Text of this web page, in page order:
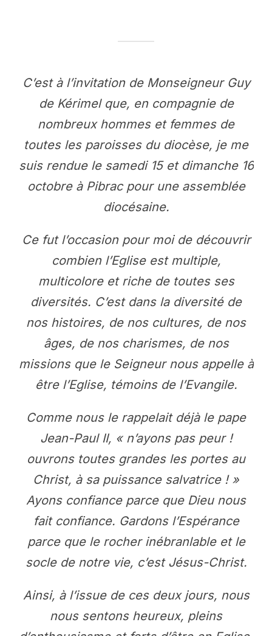
C’est à l’invitation de Monseigneur Guy
de Kérimel que, en compagnie de
nombreux hommes et femmes de
toutes les paroisses du diocèse, je me
suis rendue le samedi 15 et dimanche 16
octobre à Pibrac pour une assemblée
diocésaine.
Ce fut l’occasion pour moi de découvrir
combien l’Eglise est multiple,
multicolore et riche de toutes ses
diversités. C’est dans la diversité de
nos histoires, de nos cultures, de nos
âges, de nos charismes, de nos
missions que le Seigneur nous appelle à
être l’Eglise, témoins de l’Evangile.
Comme nous le rappelait déjà le pape
Jean-Paul II, « n’ayons pas peur !
ouvrons toutes grandes les portes au
Christ, à sa puissance salvatrice ! »
Ayons confiance parce que Dieu nous
fait confiance. Gardons l’Espérance
parce que le rocher inébranlable et le
socle de notre vie, c’est Jésus-Christ.
Ainsi, à l’issue de ces deux jours, nous
nous sentons heureux, pleins